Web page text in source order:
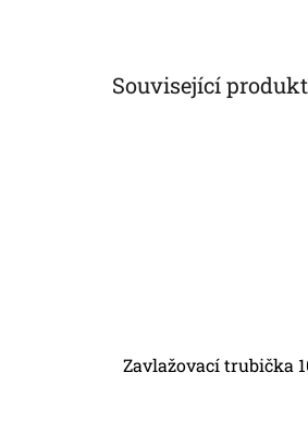
Související
Zavlažovací trubička